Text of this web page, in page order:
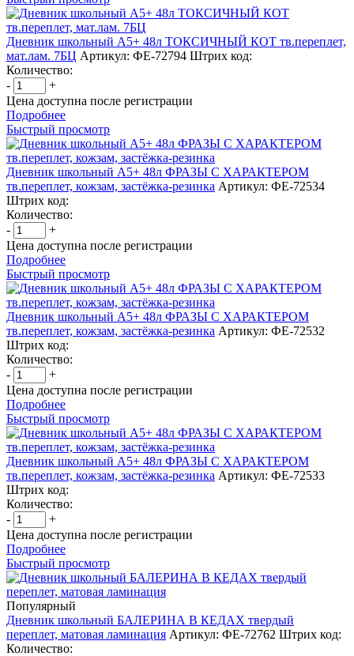
Дневник школьный А5+ 48л ТОКСИЧНЫЙ КОТ тв.переплет,
мат.лам. 7БЦ Артикул: ФЕ-72794 Штрих код:
Количество:
-
+
Цена доступна после регистрации
Подробнее
Быстрый просмотр
Дневник школьный А5+ 48л ФРАЗЫ С ХАРАКТЕРОМ
тв.переплет, кожзам, застёжка-резинка Артикул: ФЕ-72534
Штрих код:
Количество:
-
+
Цена доступна после регистрации
Подробнее
Быстрый просмотр
Дневник школьный А5+ 48л ФРАЗЫ С ХАРАКТЕРОМ
тв.переплет, кожзам, застёжка-резинка Артикул: ФЕ-72532
Штрих код:
Количество:
-
+
Цена доступна после регистрации
Подробнее
Быстрый просмотр
Дневник школьный А5+ 48л ФРАЗЫ С ХАРАКТЕРОМ
тв.переплет, кожзам, застёжка-резинка Артикул: ФЕ-72533
Штрих код:
Количество:
-
+
Цена доступна после регистрации
Подробнее
Быстрый просмотр
Популярный
Дневник школьный БАЛЕРИНА В КЕДАХ твердый
переплет, матовая ламинация Артикул: ФЕ-72762 Штрих код:
Количество: